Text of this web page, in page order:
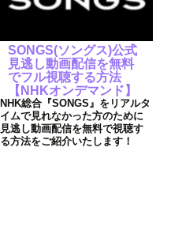
SONGS(ソングス)公式
見逃し動画配信を無料
でフル視聴する方法
【NHKオンデマンド】
NHK総合『SONGS』をリアルタ
イムで見れなかった方のために
見逃し動画配信を無料で視聴す
る方法をご紹介いたします！